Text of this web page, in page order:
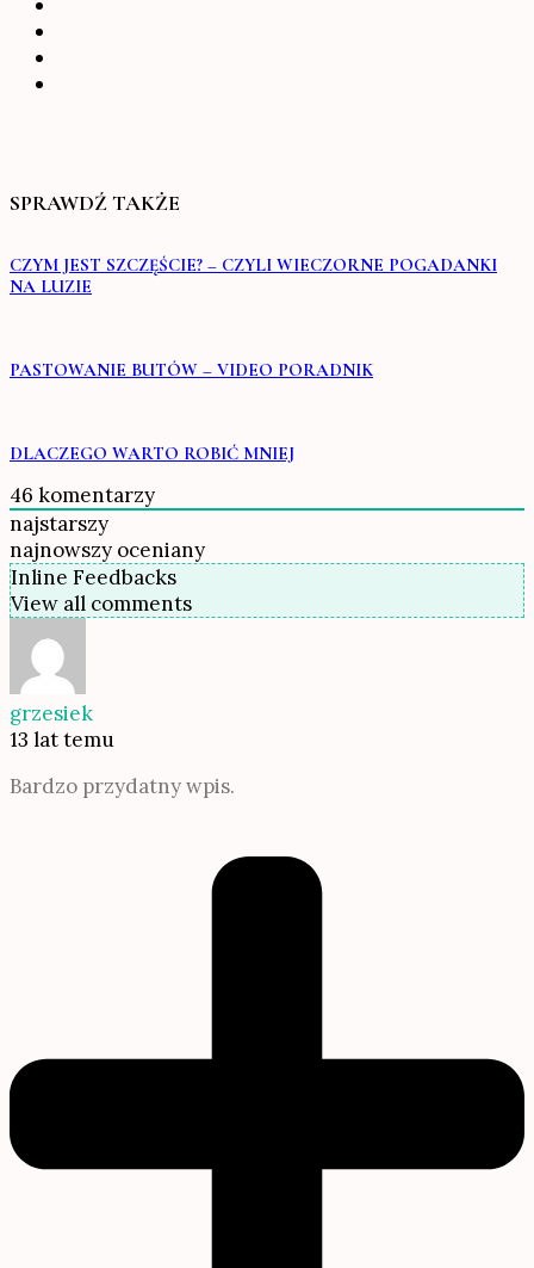
SPRAWDŹ TAKŻE
CZYM JEST SZCZĘŚCIE? – CZYLI WIECZORNE POGADANKI
NA LUZIE
PASTOWANIE BUTÓW – VIDEO PORADNIK
DLACZEGO WARTO ROBIĆ MNIEJ
46 komentarzy
najstarszy
najnowszy oceniany
Inline Feedbacks
View all comments
grzesiek
13 lat temu
Bardzo przydatny wpis.